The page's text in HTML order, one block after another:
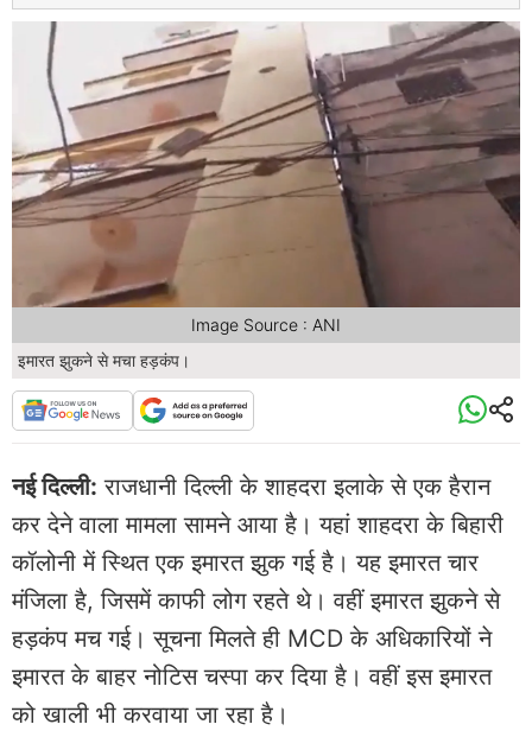
इमारत झुकने से मचा हड़कंप।
Image Source : ANI
नई दिल्ली: राजधानी दिल्ली के शाहदरा इलाके से एक हैरान
कर देने वाला मामला सामने आया है। यहां शाहदरा के बिहारी
कॉलोनी में स्थित एक इमारत झुक गई है। यह इमारत चार
मंजिला है, जिसमें काफी लोग रहते थे। वहीं इमारत झुकने से
हड़कंप मच गई। सूचना मिलते ही MCD के अधिकारियों ने
इमारत के बाहर नोटिस चस्पा कर दिया है। वहीं इस इमारत
को खाली भी करवाया जा रहा है।